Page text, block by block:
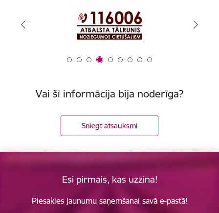
Vai šī informācija bija noderīga?
Sniegt atsauksmi
Esi pirmais, kas uzzina!
Piesakies jaunumu saņemšanai savā e-pastā!